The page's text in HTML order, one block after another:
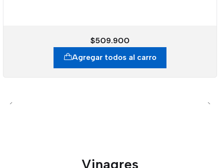
$509.900
Agregar todos al carro
Vinagres